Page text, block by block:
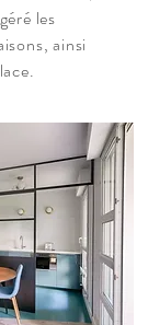
les
ainsi